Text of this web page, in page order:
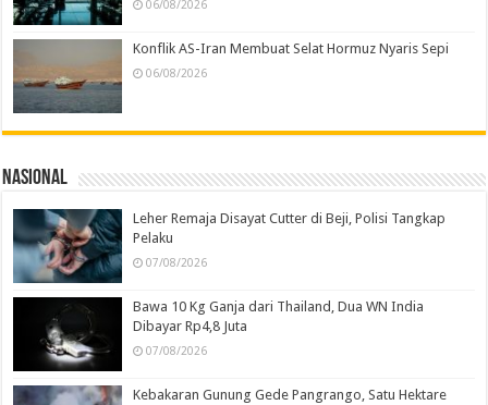
06/08/2026
Konflik AS-Iran Membuat Selat Hormuz Nyaris Sepi
06/08/2026
Nasional
Leher Remaja Disayat Cutter di Beji, Polisi Tangkap
Pelaku
07/08/2026
Bawa 10 Kg Ganja dari Thailand, Dua WN India
Dibayar Rp4,8 Juta
07/08/2026
Kebakaran Gunung Gede Pangrango, Satu Hektare